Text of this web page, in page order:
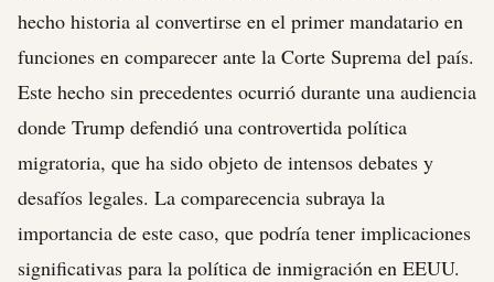
hecho historia al convertirse en el primer mandatario en
funciones en comparecer ante la Corte Suprema del país.
Este hecho sin precedentes ocurrió durante una audiencia
donde Trump defendió una controvertida política
migratoria, que ha sido objeto de intensos debates y
desafíos legales. La comparecencia subraya la
importancia de este caso, que podría tener implicaciones
significativas para la política de inmigración en EEUU.